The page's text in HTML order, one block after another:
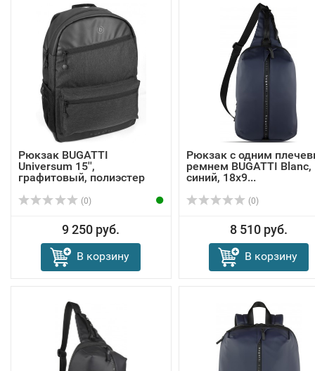
Рюкзак BUGATTI
Universum 15'',
графитовый, полиэстер
(0)
9 250 руб.
В корзину
Рюкзак с одним
ремнем BUGATTI Blanc,
синий, 18х9...
(0)
8 510 руб.
В корзину